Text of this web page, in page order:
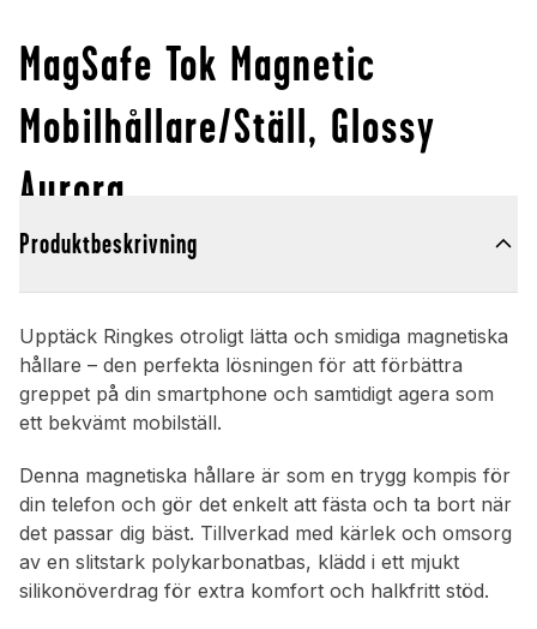
MagSafe Tok Magnetic
Mobilhållare/Ställ, Glossy
Aurora
Produktbeskrivning
Upptäck Ringkes otroligt lätta och smidiga magnetiska
hållare – den perfekta lösningen för att förbättra
greppet på din smartphone och samtidigt agera som
ett bekvämt mobilställ.
Denna magnetiska hållare är som en trygg kompis för
din telefon och gör det enkelt att fästa och ta bort när
det passar dig bäst. Tillverkad med kärlek och omsorg
av en slitstark polykarbonatbas, klädd i ett mjukt
silikonöverdrag för extra komfort och halkfritt stöd.